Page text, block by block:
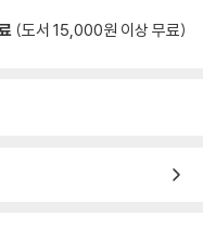
(도서 15,000원 이상 무료)